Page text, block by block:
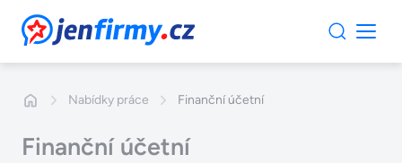
JenFirmy.cz
Nabídky práce Finanční účetní
Finanční účetní